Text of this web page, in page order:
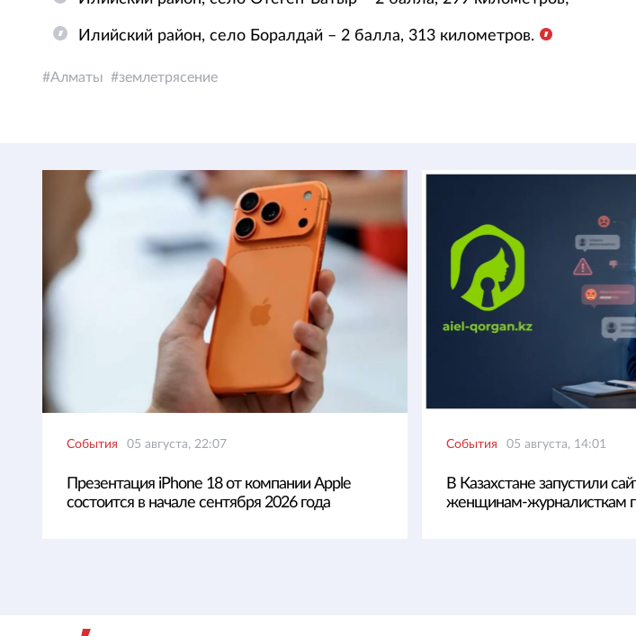
Илийский район, село Боралдай – 2 балла, 313 километров.
Алматы землетрясение
События 05 августа, 22:07
Презентация iPhone 18 от компании Apple
состоится в начале сентября 2026 года
События 05 августа, 14:01
В Казахстане запустили
женщинам-журналисткам